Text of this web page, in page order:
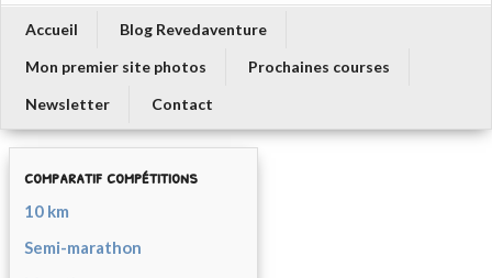
Accueil
Blog Revedaventure
Mon premier site photos
Prochaines courses
Newsletter
Contact
comparatif compétitions
10 km
Semi-marathon